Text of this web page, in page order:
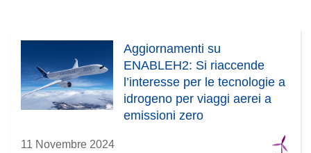
Aggiornamenti su
ENABLEH2: Si riaccende
l’interesse per le tecnologie a
idrogeno per viaggi aerei a
emissioni zero
11 Novembre 2024